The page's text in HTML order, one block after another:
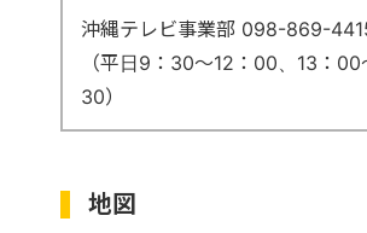
沖縄テレビ事業部 098-869-
（平日9：30～12：00、13：00
30）
地図